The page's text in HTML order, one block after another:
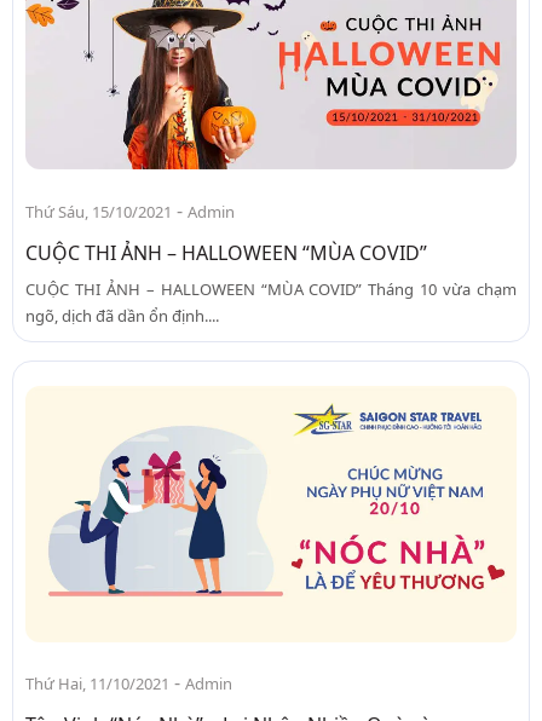
Thứ Sáu, 15/10/2021 - Admin
CUỘC THI ẢNH – HALLOWEEN “MÙA COVID”
CUỘC THI ẢNH – HALLOWEEN “MÙA COVID” Tháng 10 vừa chạm
ngõ, dịch đã dần ổn định....
Thứ Hai, 11/10/2021 - Admin